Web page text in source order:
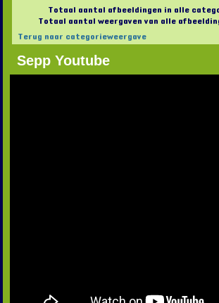
Totaal aantal afbeeldingen in alle
Totaal aantal weergaven van alle
Terug naar categorieweergave
Sepp Youtube